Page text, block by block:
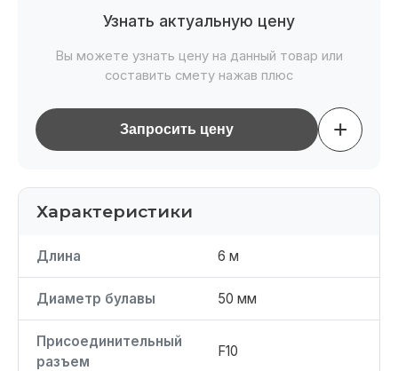
Узнать актуальную цену
Вы можете узнать цену на данный товар или
составить смету нажав плюс
Запросить цену +
Характеристики
Длина 6 м
Диаметр булавы 50 мм
Присоединительный
разъем
F10